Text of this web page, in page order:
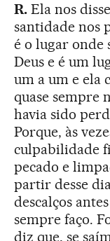
R.Ela nos
santidade nos
é o lugar onde
Deus e é um
um a um e ela
quase sempre
havia sido
Porque, às
culpabilidade
pecado e
partir desse
descalços
sempre faço.
diz que, se